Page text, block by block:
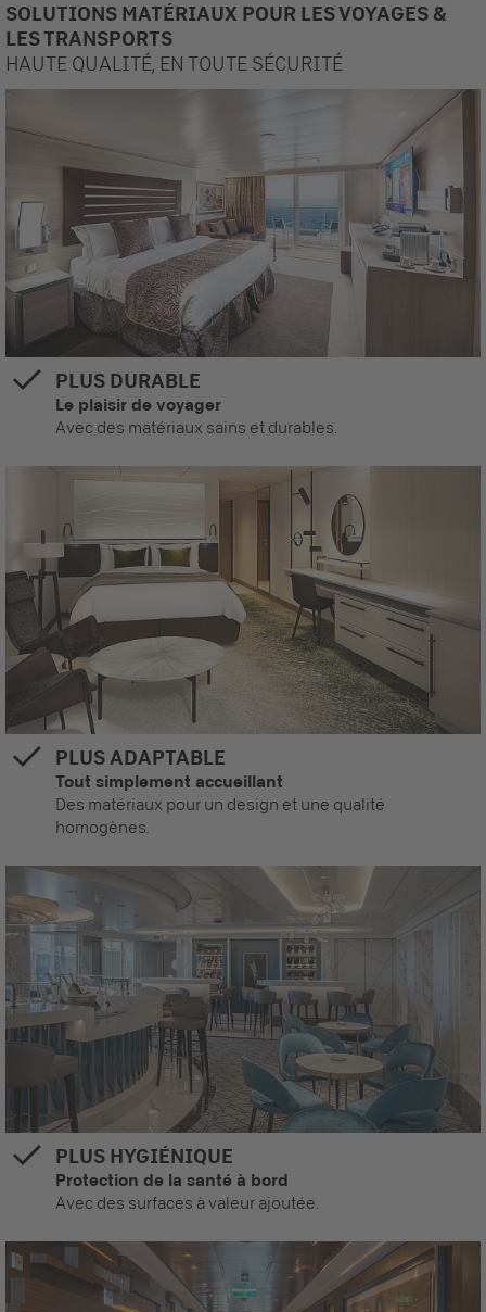
SOLUTIONS MATÉRIAUX POUR LES VOYAGES &
LES TRANSPORTS
HAUTE QUALITÉ, EN TOUTE SÉCURITÉ
PLUS DURABLE
Le plaisir de voyager
Avec des matériaux sains et durables.
PLUS ADAPTABLE
Tout simplement accueillant
Des matériaux pour un design et une qualité
homogènes.
PLUS HYGIÉNIQUE
Protection de la santé à bord
Avec des surfaces à valeur ajoutée.